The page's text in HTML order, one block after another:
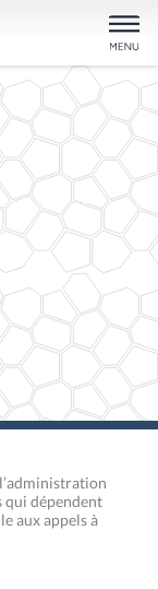
qui dépendent
aux appels à